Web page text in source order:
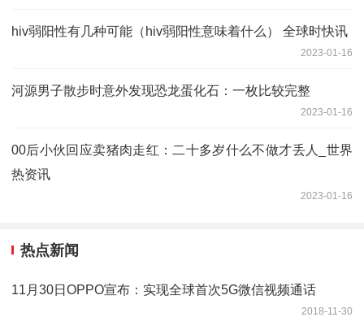
hiv弱阳性有几种可能（hiv弱阳性意味着什么） 全球时快讯
2023-01-16
河源男子散步时意外发现恐龙蛋化石：一枚比较完整
2023-01-16
00后小伙回应卖猪肉走红：二十多岁什么不做才丢人_世界
热资讯
2023-01-16
热点新闻
11月30日OPPO宣布：实现全球首次5G微信视频通话
2018-11-30